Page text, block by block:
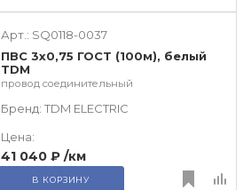
Арт.: SQ0118-0037
ПВС 3х0,75 ГОСТ (100м), белый
TDM
провод соединительный
Бренд: TDM ЕLECTRIC
Цена:
41 040 ₽ /км
В КОРЗИНУ